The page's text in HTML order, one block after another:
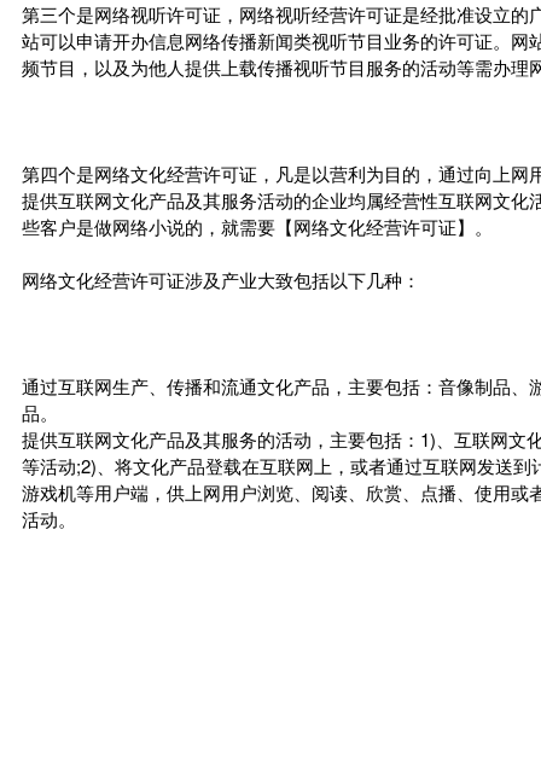
第三个是网络视听许可证，网络视听经营许可证是经批准设立
站可以申请开办信息网络传播新闻类视听节目业务的许可证。
频节目，以及为他人提供上载传播视听节目服务的活动等需办理
第四个是网络文化经营许可证，凡是以营利为目的，通过向上
提供互联网文化产品及其服务活动的企业均属经营性互联网文
些客户是做网络小说的，就需要【网络文化经营许可证】。
网络文化经营许可证涉及产业大致包括以下几种：
通过互联网生产、传播和流通文化产品，主要包括：音像制品
品。
提供互联网文化产品及其服务的活动，主要包括：1)、互联网
等活动;2)、将文化产品登载在互联网上，或者通过互联网发送
游戏机等用户端，供上网用户浏览、阅读、欣赏、点播、使用
活动。